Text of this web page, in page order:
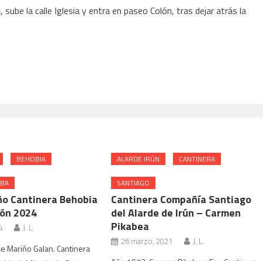
sube la calle Iglesia y entra en paseo Colón, tras dejar atrás la
BEHOBIA
Cantinera Behobia
2024
J. L.
Mariño Galan. Cantinera
ALARDE IRÚN CANTINERA
SANTIAGO
Cantinera Compañía Santiago
del Alarde de Irún – Carmen
Pikabea
26 marzo, 2021 J. L.